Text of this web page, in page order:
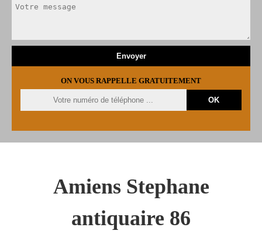
ON VOUS RAPPELLE GRATUITEMENT
Amiens Stephane
antiquaire 86